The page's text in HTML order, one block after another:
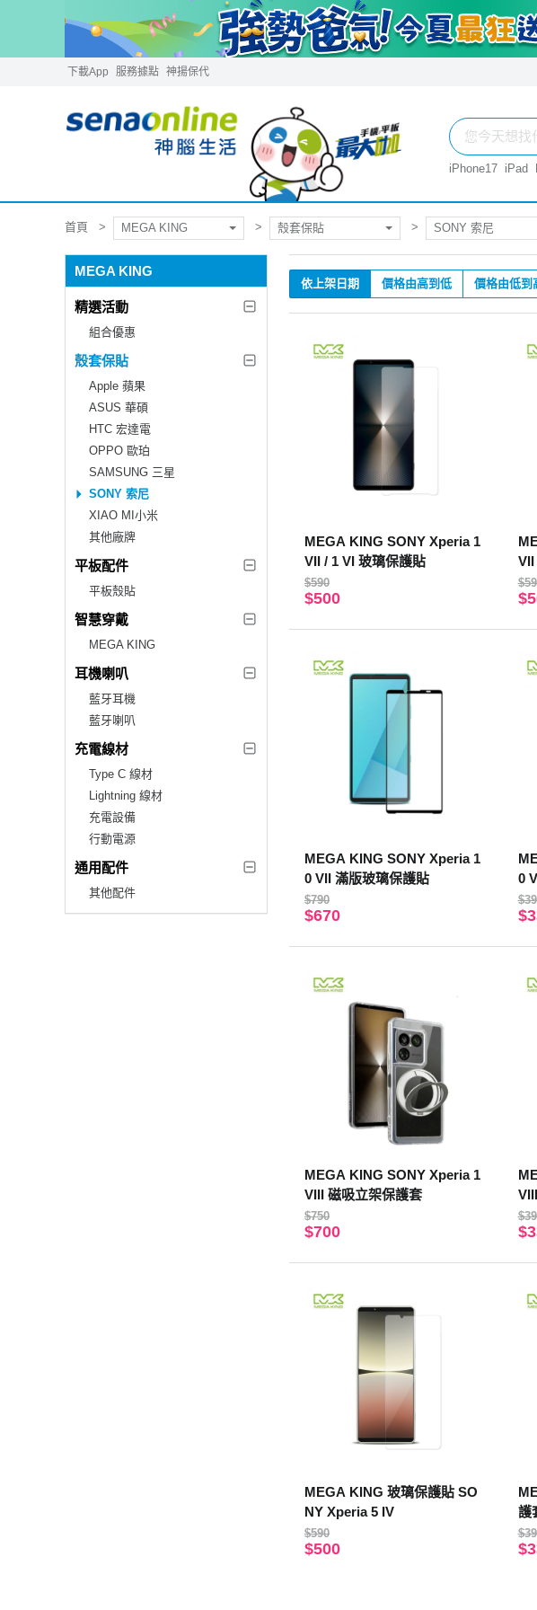
下載App 服務據點 神揚保代
iPhone17 iPad
首頁 MEGA KING 殼套保貼 SONY 索尼
MEGA KING
精選活動
組合優惠
殼套保貼
Apple 蘋果
ASUS 華碩
HTC 宏達電
OPPO 歐珀
SAMSUNG 三星
SONY 索尼
XIAO MI小米
其他廠牌
平板配件
平板殼貼
智慧穿戴
MEGA KING
耳機喇叭
藍牙耳機
藍牙喇叭
充電線材
Type C 線材
Lightning 線材
充電設備
行動電源
通用配件
其他配件
依上架日期 價格由高到低 價格由低到
MEGA KING SONY Xperia 1
VII / 1 VI 玻璃保護貼
$590
$500
VII
MEGA KING SONY Xperia 1
0 VII 滿版玻璃保護貼
$790
$670
0
MEGA KING SONY Xperia 1
VIII 磁吸立架保護套
$750
$700
MEGA KING 玻璃保護貼 SO
NY Xperia 5 IV
$590
$500
護